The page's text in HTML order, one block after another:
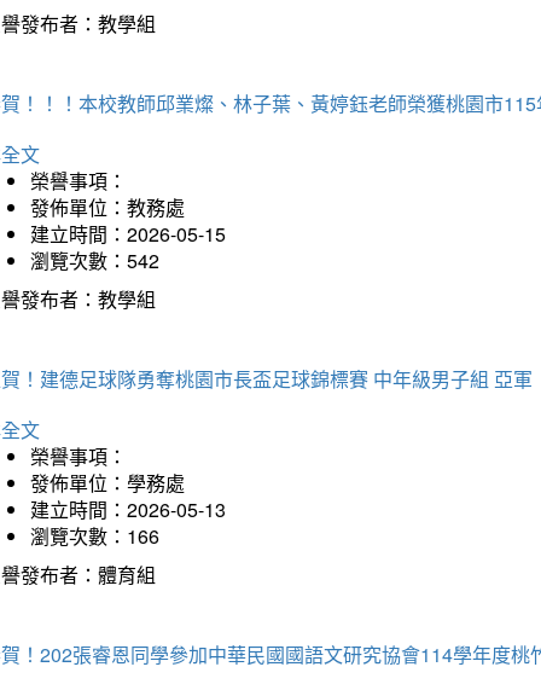
發布者：教學組
！！！本校教師邱業燦、林子葉、黃婷鈺老師榮獲桃園市
文
榮譽事項：
發佈單位：教務處
建立時間：2026-05-15
瀏覽次數：542
發布者：教學組
！建德足球隊勇奪桃園市長盃足球錦標賽 中年級男子組 亞軍
文
榮譽事項：
發佈單位：學務處
建立時間：2026-05-13
瀏覽次數：166
發布者：體育組
！202張睿恩同學參加中華民國國語文研究協會114學年度